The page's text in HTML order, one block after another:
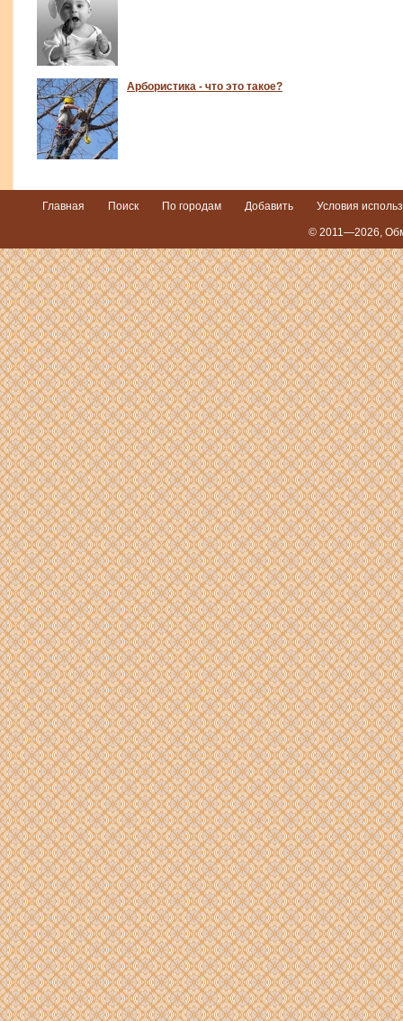
Арбористика - что это такое?
Главная Поиск По городам Добавить Условия
© 2011—2026,